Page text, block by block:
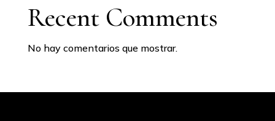
Recent Comments
No hay comentarios que mostrar.